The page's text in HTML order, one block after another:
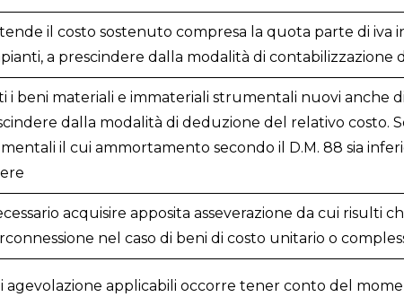
il costo sostenuto compresa la quota parte di
a prescindere dalla modalità di contabilizzazione
i beni materiali e immateriali strumentali nuovi anche
dalla modalità di deduzione del relativo costo.
il cui ammortamento secondo il D.M. 88 sia
acquisire apposita asseverazione da cui risulti
nel caso di beni di costo unitario o
agevolazione applicabili occorre tener conto del